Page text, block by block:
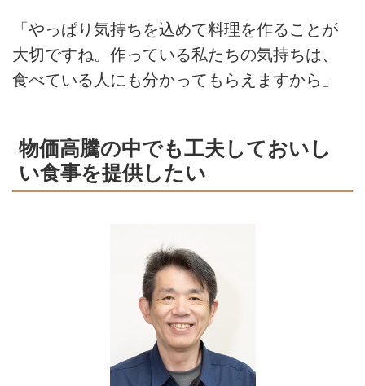
「やっぱり気持ちを込めて料理を作ることが
大切ですね。作っている私たちの気持ちは、
食べている人にも分かってもらえますから」
物価高騰の中でも工夫しておいし
い食事を提供したい